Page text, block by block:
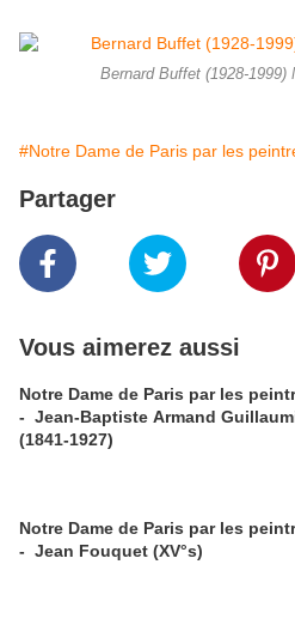
Bernard Buffet (1928-1999)
#Notre Dame de Paris par les
Partager
Vous aimerez aussi
Notre Dame de Paris par les
- Jean-Baptiste Armand Guillaumin
(1841-1927)
Notre Dame de Paris par les
- Jean Fouquet (XV°s)